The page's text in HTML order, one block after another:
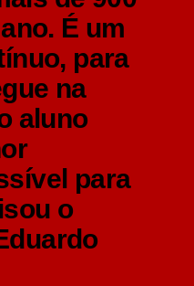
É um
para
na
aluno
para
o